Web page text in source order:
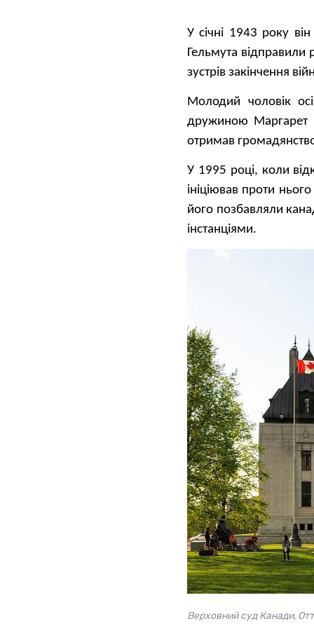
У січні 1943 року
Гельмута відправили
зустрів закінчення
Молодий чоловік
дружиною Маргарет
отримав
У 1995 році, коли
ініціював проти
його позбавляли
інстанціями.
Верховний суд Канади,